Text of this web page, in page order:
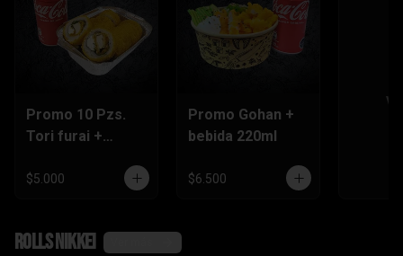
Promo 10 Pzs.
Tori furai +
$5.000
Promo Gohan +
bebida 220ml
$6.500
Rolls nikkei